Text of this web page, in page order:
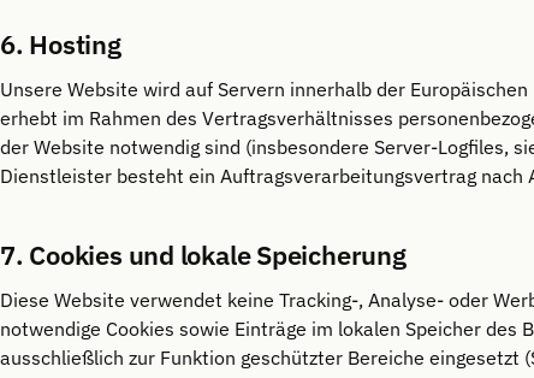
6. Hosting
Unsere Website wird auf Servern innerhalb der
erhebt im Rahmen des Vertragsverhältnisses
der Website notwendig sind (insbesondere Server-Logfiles,
Dienstleister besteht ein Auftragsverarbeitungsvertrag nach
7. Cookies und lokale Speicherung
Diese Website verwendet keine Tracking-, Analyse- oder
notwendige Cookies sowie Einträge im lokalen Speicher des
ausschließlich zur Funktion geschützter Bereiche eingesetzt